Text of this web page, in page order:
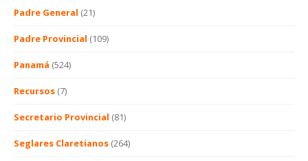
Padre General (21)
Padre Provincial (109)
Panamá (524)
Recursos (7)
Secretario Provincial (81)
Seglares Claretianos (264)